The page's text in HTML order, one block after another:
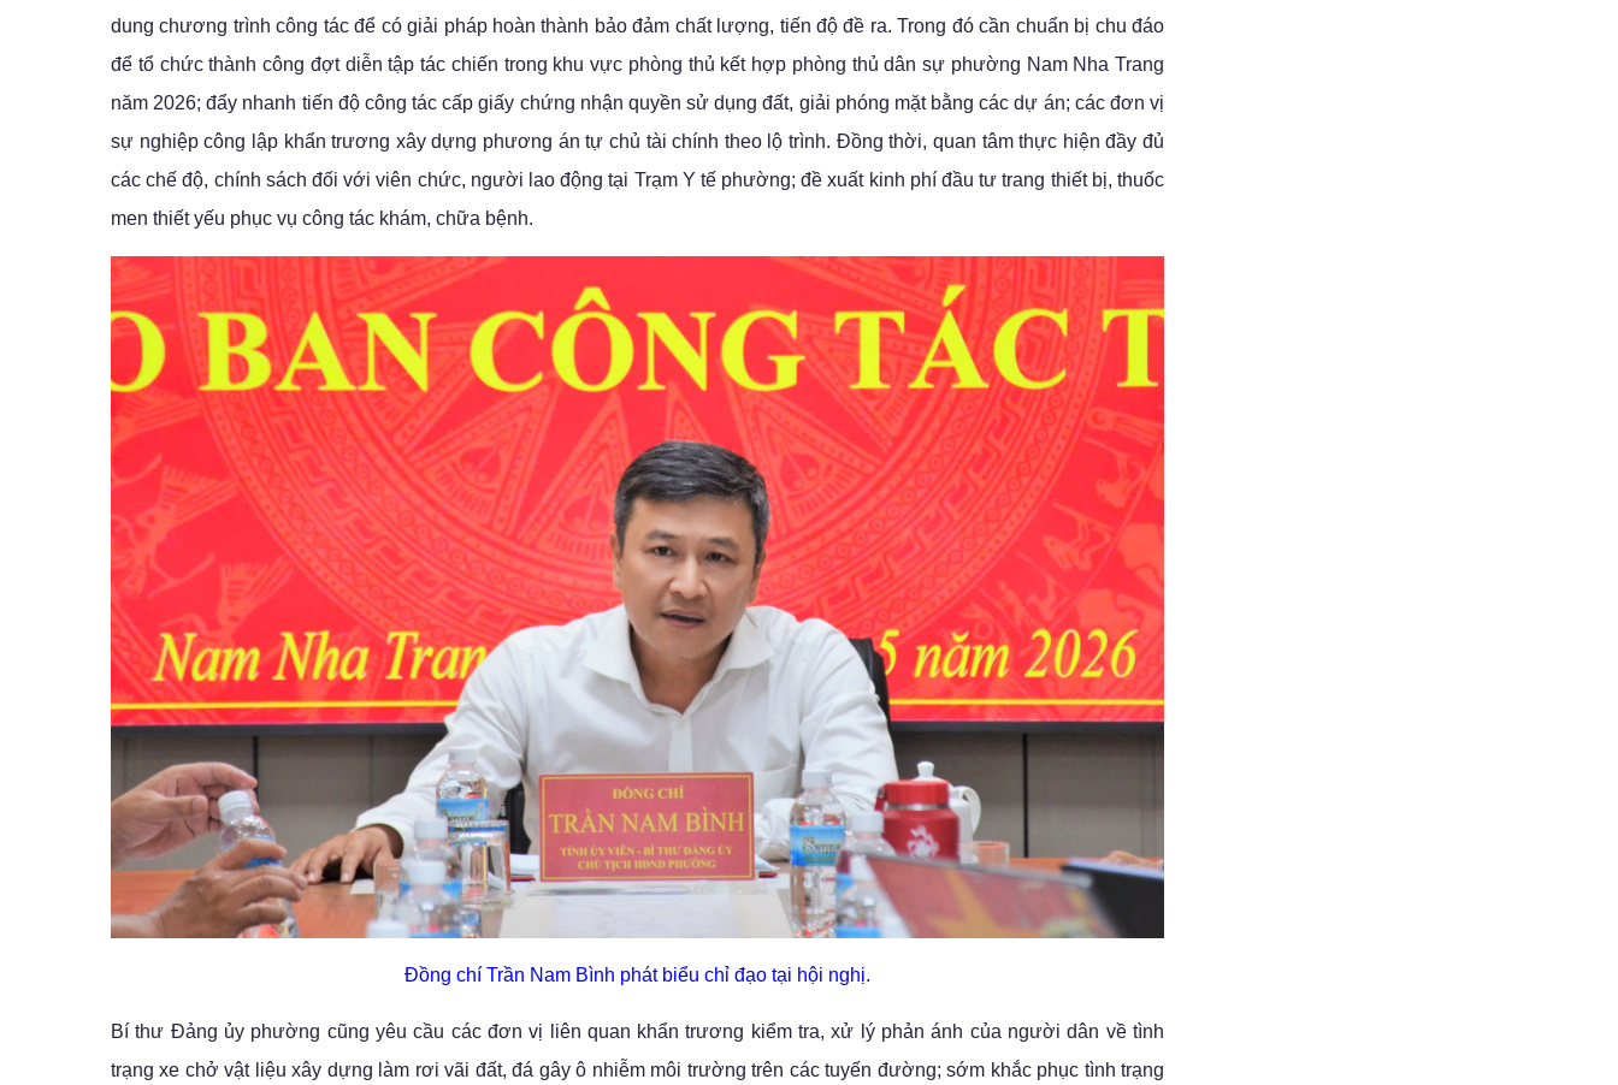
dung chương trình công tác để có giải pháp hoàn thành bảo đảm chất lượng, tiến độ đề ra. Trong đó cần chuẩn bị chu đáo
để tổ chức thành công đợt diễn tập tác chiến trong khu vực phòng thủ kết hợp phòng thủ dân sự phường Nam Nha Trang
năm 2026; đẩy nhanh tiến độ công tác cấp giấy chứng nhận quyền sử dụng đất, giải phóng mặt bằng các dự án; các đơn vị
sự nghiệp công lập khẩn trương xây dựng phương án tự chủ tài chính theo lộ trình. Đồng thời, quan tâm thực hiện đầy đủ
các chế độ, chính sách đối với viên chức, người lao động tại Trạm Y tế phường; đề xuất kinh phí đầu tư trang thiết bị, thuốc
men thiết yếu phục vụ công tác khám, chữa bệnh.
Đồng chí Trần Nam Bình phát biểu chỉ đạo tại hội nghị.
Bí thư Đảng ủy phường cũng yêu cầu các đơn vị liên quan khẩn trương kiểm tra, xử lý phản ánh của người dân về tình
trạng xe chở vật liệu xây dựng làm rơi vãi đất, đá gây ô nhiễm môi trường trên các tuyến đường; sớm khắc phục tình trạng